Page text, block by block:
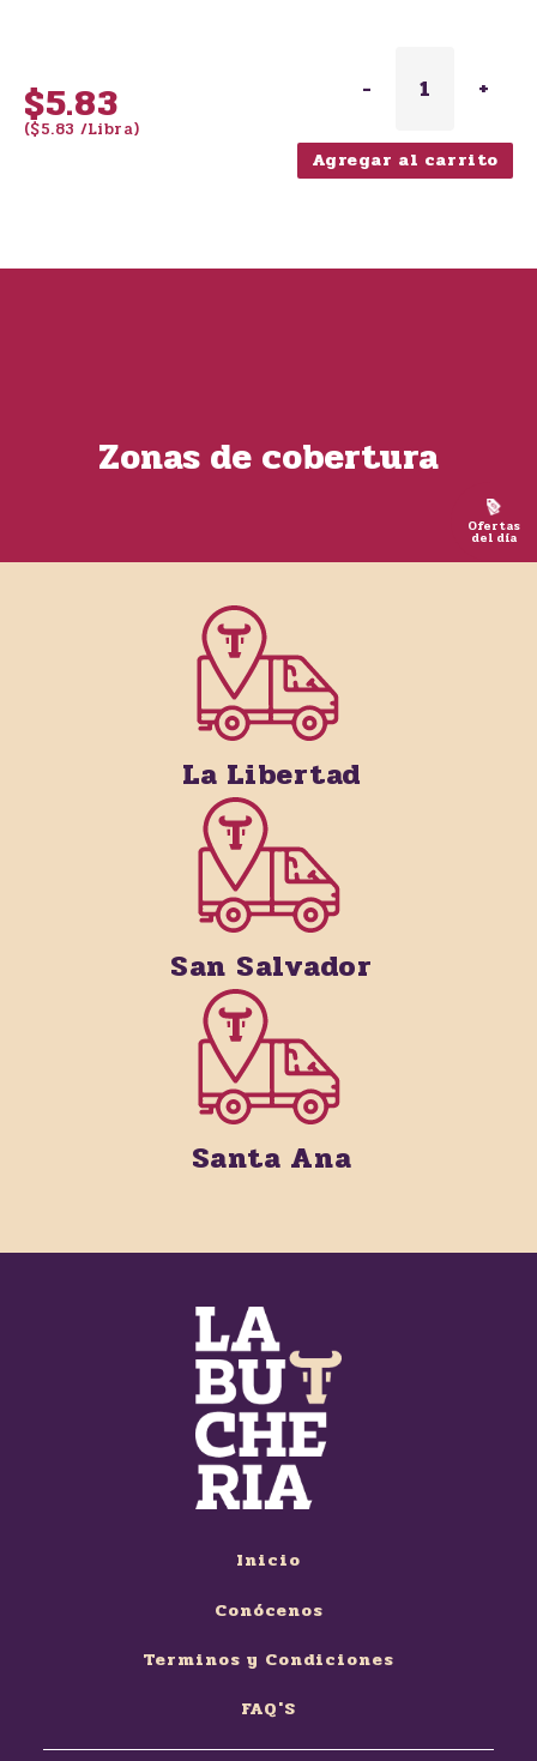
$5.83
($5.83 /Libra)
- 1 +
Agregar al carrito
Zonas de cobertura
La Libertad
San Salvador
Santa Ana
Ofertas
del día
Inicio
Conócenos
Terminos y Condiciones
FAQ'S